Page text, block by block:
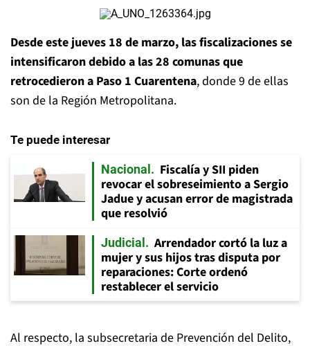
Desde este jueves 18 de marzo, las fiscalizaciones se
intensificaron debido a las 28 comunas que
retrocedieron a Paso 1 Cuarentena, donde 9 de ellas
son de la Región Metropolitana.
Te puede interesar
Nacional
Fiscalía y SII piden
revocar el sobreseimiento a Sergio
Jadue y acusan error de magistrada
que resolvió
Judicial
Arrendador cortó la luz a
mujer y sus hijos tras disputa por
reparaciones: Corte ordenó
restablecer el servicio
Al respecto, la subsecretaria de Prevención del Delito,